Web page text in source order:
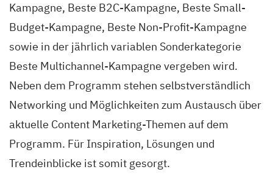
Kampagne, Beste B2C-Kampagne, Beste Small-
Budget-Kampagne, Beste Non-Profit-Kampagne
sowie in der jährlich variablen Sonderkategorie
Beste Multichannel-Kampagne vergeben wird.
Neben dem Programm stehen selbstverständlich
Networking und Möglichkeiten zum Austausch über
aktuelle Content Marketing-Themen auf dem
Programm. Für Inspiration, Lösungen und
Trendeinblicke ist somit gesorgt.